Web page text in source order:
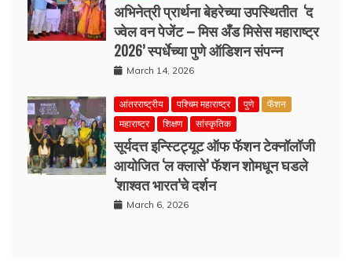
अभिनेत्री प्रार्थना बेहरेच्या उपस्थितीत ‘द
ज्वेल वन पेजेंट – मिस अँड मिसेस महाराष्ट्र
2026’ स्पर्धेच्या पुणे ऑडिशन संपन्न
March 14, 2026
आंतरराष्ट्रीय पश्चिम महाराष्ट्र पुणे
फॅशन
महाराष्ट्र
शिक्षण सांस्कृतिक
सूर्यदत्त इन्स्टिट्यूट ऑफ फॅशन टेक्नॉलॉजी
आयोजित ‘ल क्लासे’ फॅशन शोमधून घडले
‘शाश्वत भारत’चे दर्शन
March 6, 2026